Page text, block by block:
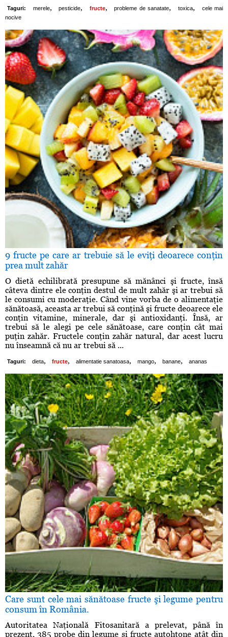
Taguri: merele, pesticide, fructe, probleme de sanatate, toxica,
cele mai
nocive
9 fructe pe care ar trebuie să le eviţi deoarece conţin
prea mult zahăr
O dietă echilibrată presupune să mănânci şi fructe, însă
câteva dintre ele conţin destul de mult zahăr şi ar trebui să
le consumi cu moderaţie. Când vine vorba de o alimentaţie
sănătoasă, aceasta ar trebui să conţină şi fructe deoarece ele
conţin vitamine, minerale, dar şi antioxidanţi. Însă, ar
trebui să le alegi pe cele sănătoase, care conţin cât mai
puţin zahăr. Fructele conţin zahăr natural, dar acest lucru
nu înseamnă că nu ar trebui să ...
Taguri: dieta, fructe, alimentatie sanatoasa, mango, banane, ananas
Care sunt cele mai sănătoase fructe şi legume pentru
consum în România.
Autoritatea Naţională Fitosanitară a prelevat, până în
prezent, 385 probe din legume şi fructe autohtone atât din